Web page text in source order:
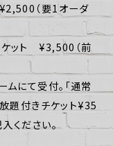
（要1オーダ
ット ¥3,500（前
にて受付。「通常
題付きチケット¥35
ください。